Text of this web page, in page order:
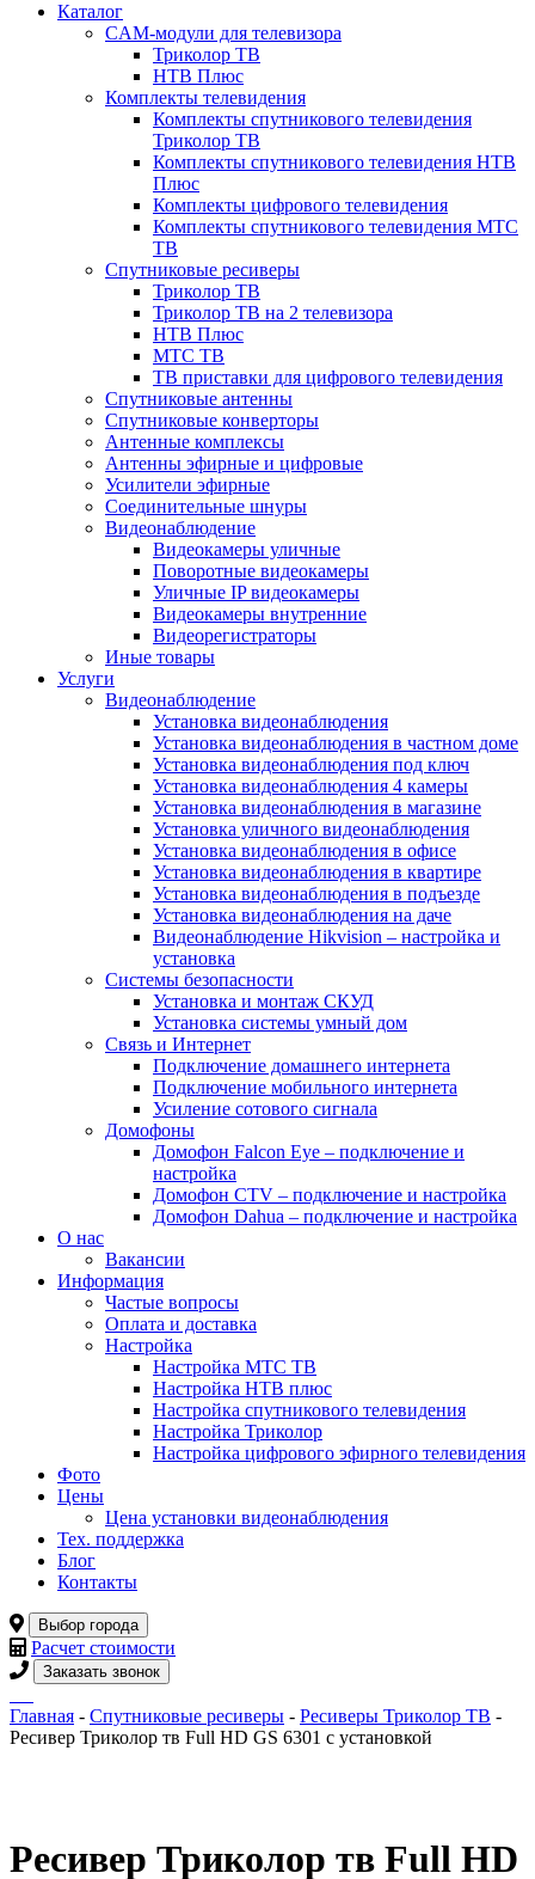
Каталог
CAM-модули для телевизора
Триколор ТВ
НТВ Плюс
Комплекты телевидения
Комплекты спутникового телевидения
Триколор ТВ
Комплекты спутникового телевидения НТВ
Плюс
Комплекты цифрового телевидения
Комплекты спутникового телевидения МТС
ТВ
Спутниковые ресиверы
Триколор ТВ
Триколор ТВ на 2 телевизора
НТВ Плюс
МТС ТВ
ТВ приставки для цифрового телевидения
Спутниковые антенны
Спутниковые конверторы
Антенные комплексы
Антенны эфирные и цифровые
Усилители эфирные
Соединительные шнуры
Видеонаблюдение
Видеокамеры уличные
Поворотные видеокамеры
Уличные IP видеокамеры
Видеокамеры внутренние
Видеорегистраторы
Иные товары
Услуги
Видеонаблюдение
Установка видеонаблюдения
Установка видеонаблюдения в частном доме
Установка видеонаблюдения под ключ
Установка видеонаблюдения 4 камеры
Установка видеонаблюдения в магазине
Установка уличного видеонаблюдения
Установка видеонаблюдения в офисе
Установка видеонаблюдения в квартире
Установка видеонаблюдения в подъезде
Установка видеонаблюдения на даче
Видеонаблюдение Hikvision – настройка и
установка
Системы безопасности
Установка и монтаж СКУД
Установка системы умный дом
Связь и Интернет
Подключение домашнего интернета
Подключение мобильного интернета
Усиление сотового сигнала
Домофоны
Домофон Falcon Eye – подключение и
настройка
Домофон CTV – подключение и настройка
Домофон Dahua – подключение и настройка
О нас
Вакансии
Информация
Частые вопросы
Оплата и доставка
Настройка
Настройка МТС ТВ
Настройка НТВ плюс
Настройка спутникового телевидения
Настройка Триколор
Настройка цифрового эфирного телевидения
Фото
Цены
Цена установки видеонаблюдения
Тех. поддержка
Блог
Контакты
Выбор города
Расчет стоимости
Заказать звонок
Главная - Спутниковые ресиверы - Ресиверы Триколор ТВ -
Ресивер Триколор тв Full HD GS 6301 с установкой
Ресивер Триколор тв Full HD